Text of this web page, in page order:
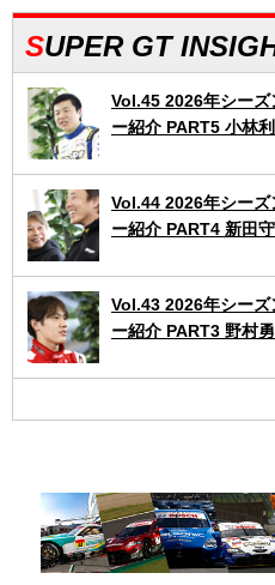
SUPER GT
Vol.45 2026年シーズ
ー紹介 PART5 小林
Vol.44 2026年シーズ
ー紹介 PART4 新田
Vol.43 2026年シーズ
ー紹介 PART3 野村